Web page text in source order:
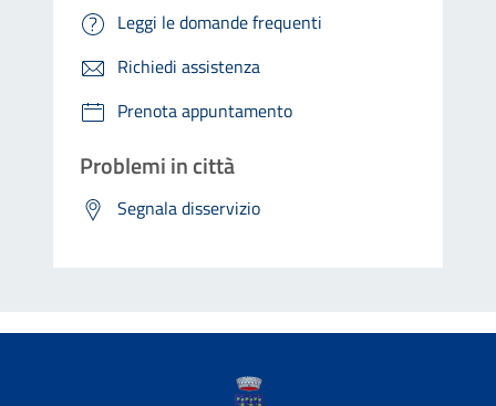
Leggi le domande frequenti
Richiedi assistenza
Prenota appuntamento
Problemi in città
Segnala disservizio